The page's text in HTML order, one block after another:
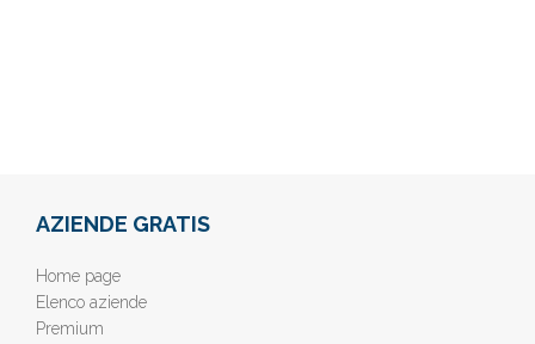
AZIENDE GRATIS
Home page
Elenco aziende
Premium